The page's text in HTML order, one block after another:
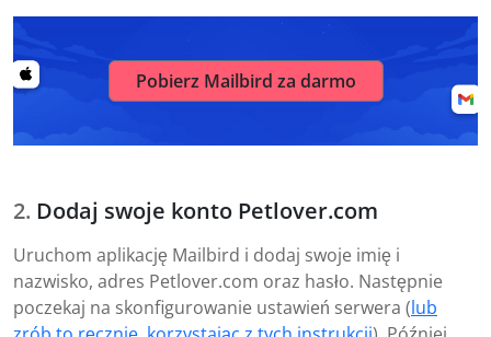
Pobierz Mailbird za darmo
Dodaj swoje konto Petlover.com
Uruchom aplikację Mailbird i dodaj swoje imię i
nazwisko, adres Petlover.com oraz hasło. Następnie
poczekaj na skonfigurowanie ustawień serwera (lub